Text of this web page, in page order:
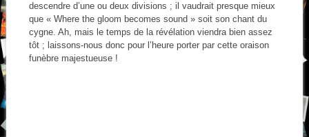
descendre d’une ou deux divisions ; il vaudrait presque mieux
que « Where the gloom becomes sound » soit son chant du
cygne. Ah, mais le temps de la révélation viendra bien assez
tôt ; laissons-nous donc pour l’heure porter par cette oraison
funèbre majestueuse !